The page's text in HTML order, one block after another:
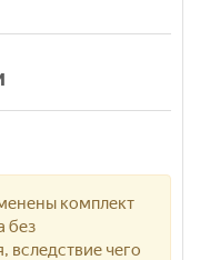
комплект
без
вследствие чего